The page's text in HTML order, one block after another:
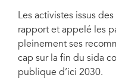
Les activistes issus
rapport et appelé les
pleinement ses
cap sur la fin du sida
publique d’ici 2030.